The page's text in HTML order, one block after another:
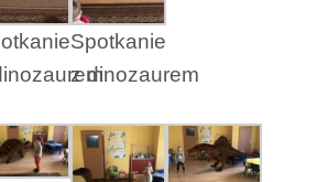
Spotkanie
z dinozaurem